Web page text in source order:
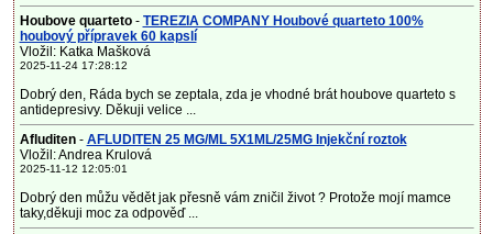
Houbove quarteto- TEREZIA COMPANY Houbové quarteto 100%
houbový přípravek 60 kapslí
Vložil: Katka Mašková
2025-11-24 17:28:12
Dobrý den, Ráda bych se zeptala, zda je vhodné brát houbove quarteto s
antidepresivy. Děkuji velice ...
Afluditen- AFLUDITEN 25 MG/ML 5X1ML/25MG Injekční roztok
Vložil: Andrea Krulová
2025-11-12 12:05:01
Dobrý den můžu vědět jak přesně vám zničil život ? Protože mojí mamce
taky,děkuji moc za odpověď ...